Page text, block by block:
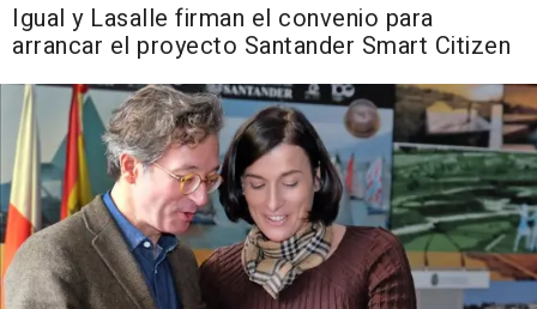
Igual y Lasalle firman el convenio para
arrancar el proyecto Santander Smart Citizen